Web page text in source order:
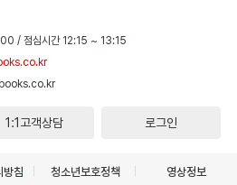
/ 점심시간 12:15 ~ 13:15
1:1고객상담 로그인
방침 청소년보호정책 영상정보